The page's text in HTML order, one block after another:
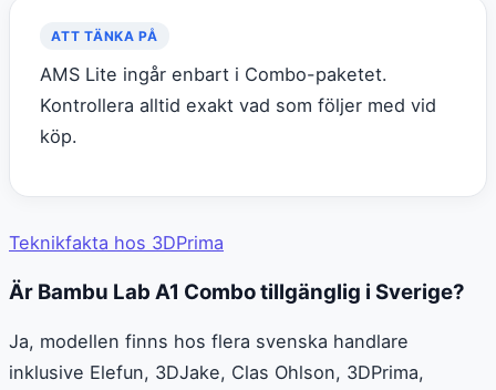
ATT TÄNKA PÅ
AMS Lite ingår enbart i Combo-paketet.
Kontrollera alltid exakt vad som följer med vid
köp.
Teknikfakta hos 3DPrima
Är Bambu Lab A1 Combo tillgänglig i Sverige?
Ja, modellen finns hos flera svenska handlare
inklusive Elefun, 3DJake, Clas Ohlson, 3DPrima,